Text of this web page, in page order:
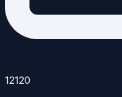
12120